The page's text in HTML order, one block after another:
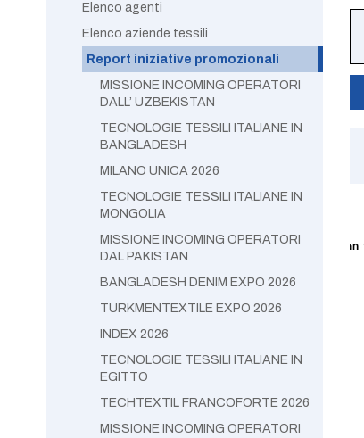
Elenco agenti
Elenco aziende tessili
Report iniziative promozionali
MISSIONE INCOMING OPERATORI
DALL’ UZBEKISTAN
TECNOLOGIE TESSILI ITALIANE IN
BANGLADESH
MILANO UNICA 2026
TECNOLOGIE TESSILI ITALIANE IN
MONGOLIA
MISSIONE INCOMING OPERATORI
DAL PAKISTAN
BANGLADESH DENIM EXPO 2026
TURKMENTEXTILE EXPO 2026
INDEX 2026
TECNOLOGIE TESSILI ITALIANE IN
EGITTO
TECHTEXTIL FRANCOFORTE 2026
MISSIONE INCOMING OPERATORI